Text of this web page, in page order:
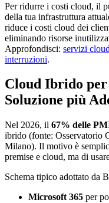
Per ridurre i costi cloud, il
della tua infrastruttura
riduce i costi cloud dei
eliminando risorse
Approfondisci: servizi
interruzioni.
Cloud Ibrido
Soluzione più
Nel 2026, il 67% delle
ibrido (fonte: Osservatorio
Milano). Il motivo è
premise e cloud, ma di
Schema tipico adottato da
Microsoft 365 per